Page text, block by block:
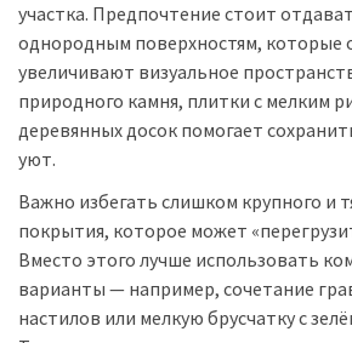
участка. Предпочтение стоит
однородным поверхностям, которые
увеличивают визуальное
природного камня, плитки с мелким
деревянных досок помогает
уют.
Важно избегать слишком крупного и
покрытия, которое может
Вместо этого лучше использовать
варианты — например, сочетание
настилов или мелкую брусчатку с